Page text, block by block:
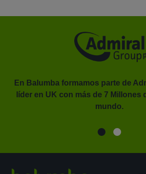
En Balumba formamos parte de
líder en UK con más de 7 Millones
mundo.